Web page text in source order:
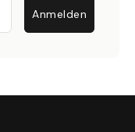
Anmelden